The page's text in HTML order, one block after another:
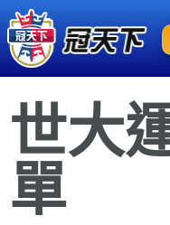
世大
單